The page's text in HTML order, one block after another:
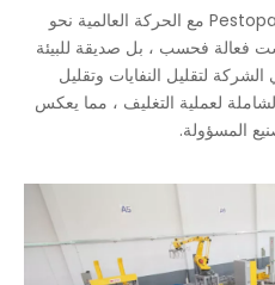
يتماشى Pestopack مع الحركة العالمية نحو
فعالة فحسب ، بل صديقة للبيئة
لتقليل النفايات وتقليل
لعملية التغليف ، مما يعكس